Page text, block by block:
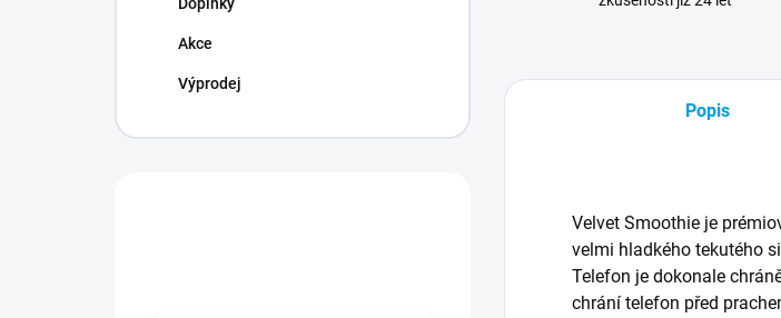
Akce
Výprodej
Popis
Velvet Smoothie je
velmi hladkého tekutého
Telefon je dokonale
chrání telefon před